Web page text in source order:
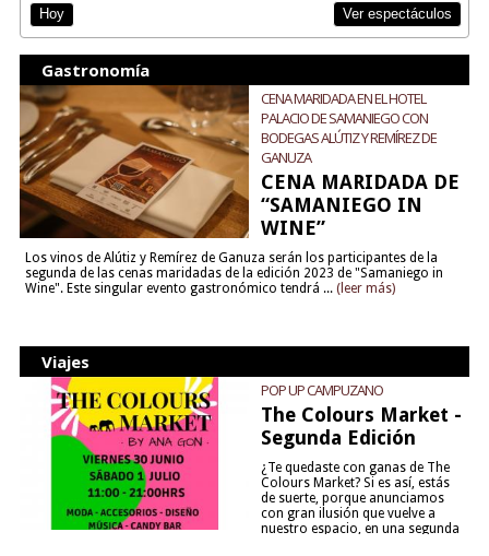
Hoy Ver espectáculos
Gastronomía
CENA MARIDADA EN EL HOTEL
PALACIO DE SAMANIEGO CON
BODEGAS ALÚTIZ Y REMÍREZ DE
GANUZA
CENA MARIDADA DE
“SAMANIEGO IN
WINE”
Los vinos de Alútiz y Remírez de Ganuza serán los participantes de la
segunda de las cenas maridadas de la edición 2023 de "Samaniego in
Wine". Este singular evento gastronómico tendrá ... (leer más)
Viajes
POP UP CAMPUZANO
The Colours Market -
Segunda Edición
¿Te quedaste con ganas de The
Colours Market? Si es así, estás
de suerte, porque anunciamos
con gran ilusión que vuelve a
nuestro espacio, en una segunda